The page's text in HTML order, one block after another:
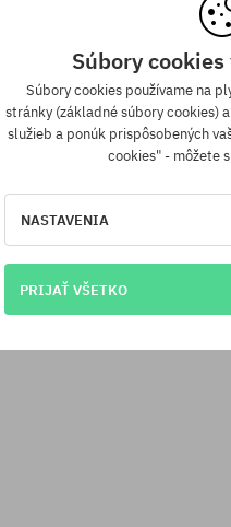
Súbory
Súbory cookies používame na
stránky (základné súbory cookies)
služieb a ponúk prispôsobených
cookies" - môžete
NASTAVENIA
PRIJAŤ VŠETKO